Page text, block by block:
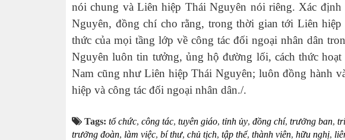
nói chung và Liên hiệp Thái Nguyên nói riêng. Xác
Nguyên, đồng chí cho rằng, trong thời gian tới Liên hiệp
thức của mọi tầng lớp về công tác đối ngoại nhân dân
Nguyên luôn tin tưởng, ủng hộ đường lối, cách thức
Nam cũng như Liên hiệp Thái Nguyên; luôn đồng hành
hiệp và công tác đối ngoại nhân dân./.
Tags: tổ chức, công tác, tuyên giáo, tỉnh ủy, đồng chí, trưởng ban,
trưởng đoàn, làm việc, bí thư, chủ tịch, tập thể, thành viên, hữu nghị,